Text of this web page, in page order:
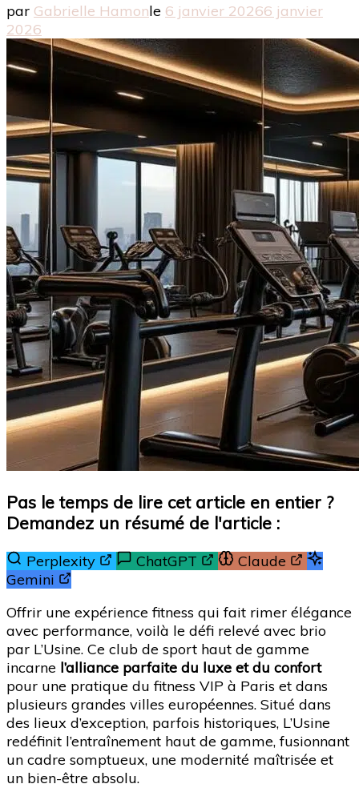
par Gabrielle Hamonle 6 janvier 20266 janvier
2026
Pas le temps de lire cet article en entier ?
Demandez un résumé de l'article :
Perplexity ChatGPT
Claude
Gemini
Offrir une expérience fitness qui fait rimer élégance
avec performance, voilà le défi relevé avec brio
par L’Usine. Ce club de sport haut de gamme
incarne l’alliance parfaite du luxe et du confort
pour une pratique du fitness VIP à Paris et dans
plusieurs grandes villes européennes. Situé dans
des lieux d’exception, parfois historiques, L’Usine
redéfinit l’entraînement haut de gamme, fusionnant
un cadre somptueux, une modernité maîtrisée et
un bien-être absolu.